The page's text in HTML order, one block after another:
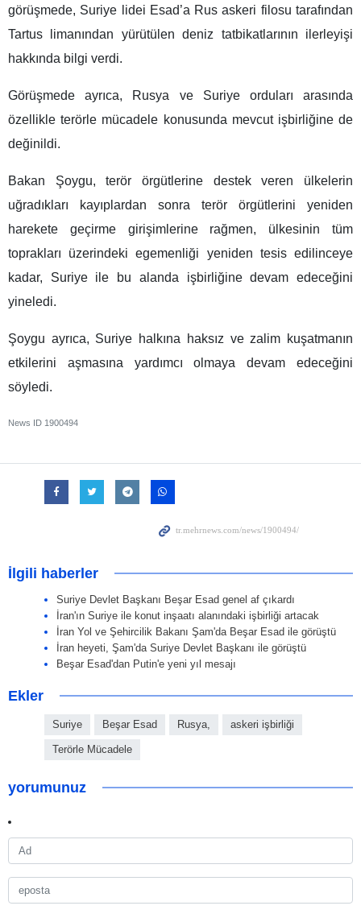
görüşmede, Suriye lidei Esad’a Rus askeri filosu tarafından
Tartus limanından yürütülen deniz tatbikatlarının ilerleyişi
hakkında bilgi verdi.
Görüşmede ayrıca, Rusya ve Suriye orduları arasında
özellikle terörle mücadele konusunda mevcut işbirliğine de
değinildi.
Bakan Şoygu, terör örgütlerine destek veren ülkelerin
uğradıkları kayıplardan sonra terör örgütlerini yeniden
harekete geçirme girişimlerine rağmen, ülkesinin tüm
toprakları üzerindeki egemenliği yeniden tesis edilinceye
kadar, Suriye ile bu alanda işbirliğine devam edeceğini
yineledi.
Şoygu ayrıca, Suriye halkına haksız ve zalim kuşatmanın
etkilerini aşmasına yardımcı olmaya devam edeceğini
söyledi.
News ID 1900494
İlgili haberler
Suriye Devlet Başkanı Beşar Esad genel af çıkardı
İran'ın Suriye ile konut inşaatı alanındaki işbirliği artacak
İran Yol ve Şehircilik Bakanı Şam'da Beşar Esad ile görüştü
İran heyeti, Şam'da Suriye Devlet Başkanı ile görüştü
Beşar Esad'dan Putin'e yeni yıl mesajı
Ekler
Suriye Beşar Esad Rusya, askeri işbirliği
Terörle Mücadele
yorumunuz